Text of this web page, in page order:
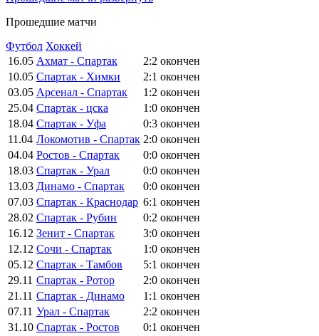
Прошедшие матчи
Футбол Хоккей
16.05 Ахмат - Спартак 2:2 окончен
10.05 Спартак - Химки 2:1 окончен
03.05 Арсенал - Спартак 1:2 окончен
25.04 Спартак - цска 1:0 окончен
18.04 Спартак - Уфа 0:3 окончен
11.04 Локомотив - Спартак 2:0 окончен
04.04 Ростов - Спартак 0:0 окончен
18.03 Спартак - Урал 0:0 окончен
13.03 Динамо - Спартак 0:0 окончен
07.03 Спартак - Краснодар 6:1 окончен
28.02 Спартак - Рубин 0:2 окончен
16.12 Зенит - Спартак 3:0 окончен
12.12 Сочи - Спартак 1:0 окончен
05.12 Спартак - Тамбов 5:1 окончен
29.11 Спартак - Ротор 2:0 окончен
21.11 Спартак - Динамо 1:1 окончен
07.11 Урал - Спартак 2:2 окончен
31.10 Спартак - Ростов 0:1 окончен